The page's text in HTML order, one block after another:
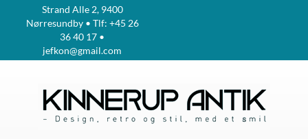
Strand Alle 2, 9400
Nørresundby • Tlf: +45 26
36 40 17 •
jefkon@gmail.com